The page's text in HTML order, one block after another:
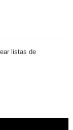
listas de